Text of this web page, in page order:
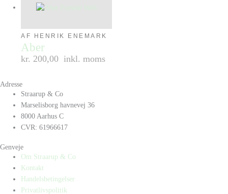
AF HENRIK ENEMARK
Aber
kr. 200,00 inkl. moms
Adresse
Straarup & Co
Marselisborg havnevej 36
8000 Aarhus C
CVR: 61966617
Genveje
Om Straarup & Co
Kontakt
Handelsbetingelser
Privatlivspolitik